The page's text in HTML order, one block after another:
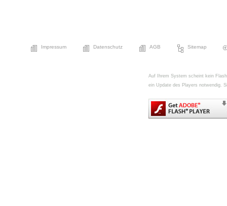
Impressum Datenschutz AGB Sitemap
Auf Ihrem System scheint kein
ein Update des Players notwendig.